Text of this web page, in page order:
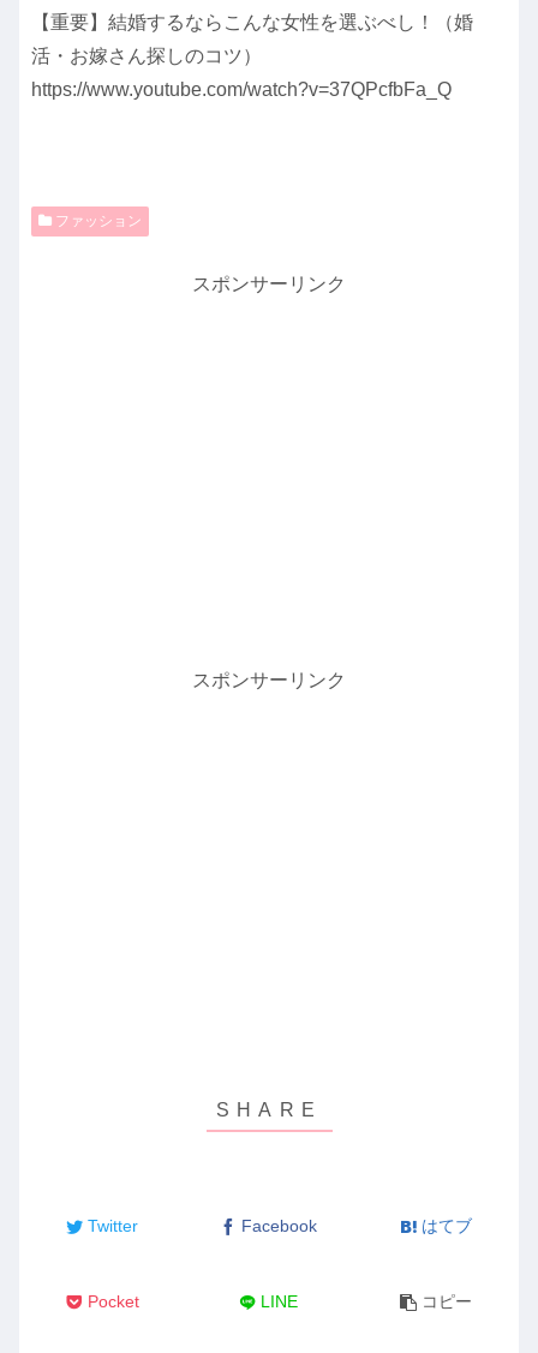
【重要】結婚するならこんな女性を選ぶべし！（婚
活・お嫁さん探しのコツ）
https://www.youtube.com/watch?v=37QPcfbFa_Q
ファッション
スポンサーリンク
スポンサーリンク
Twitter Facebook はてブ
Pocket LINE コピー